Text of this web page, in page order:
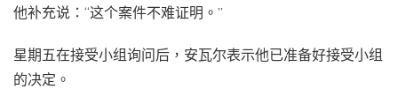
他补充说：“这个案件不难证明。”
星期五在接受小组询问后，安瓦尔表示他已准备好接受小组
的决定。